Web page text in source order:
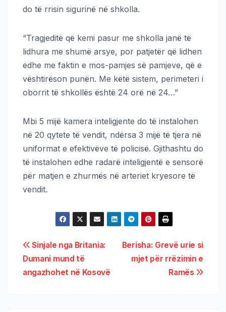
do të rrisin sigurinë në shkolla.
“Tragjeditë që kemi pasur me shkolla janë të
lidhura me shumë arsye, por patjetër që lidhen
edhe me faktin e mos-pamjes së pamjeve, që e
vështirëson punën. Me këtë sistem, perimeteri i
oborrit të shkollës është 24 orë në 24…”
Mbi 5 mijë kamera inteligjente do të instalohen
në 20 qytete të vendit, ndërsa 3 mijë të tjera në
uniformat e efektivëve të policisë. Gjithashtu do
të instalohen edhe radarë inteligjentë e sensorë
për matjen e zhurmës në arteriet kryesore të
vendit.
Berisha: Grevë urie si
mjet për rrëzimin e
Ramës
Sinjale nga Britania:
Dumani mund të
angazhohet në Kosovë